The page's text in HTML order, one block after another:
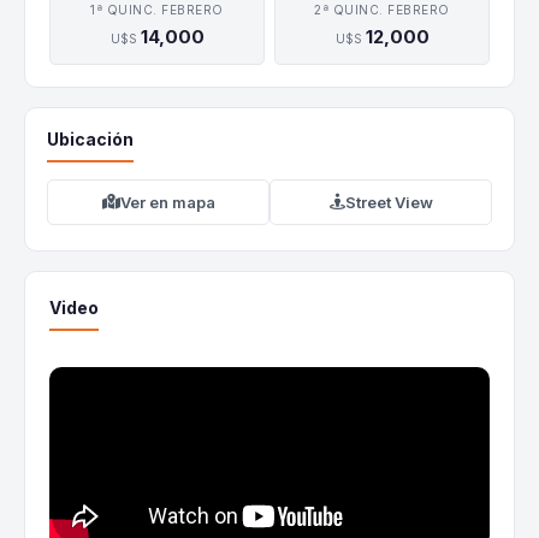
1ª QUINC. FEBRERO
U$S 14,000
2ª QUINC. FEBRERO
U$S 12,000
Ubicación
Ver en mapa Street View
Video